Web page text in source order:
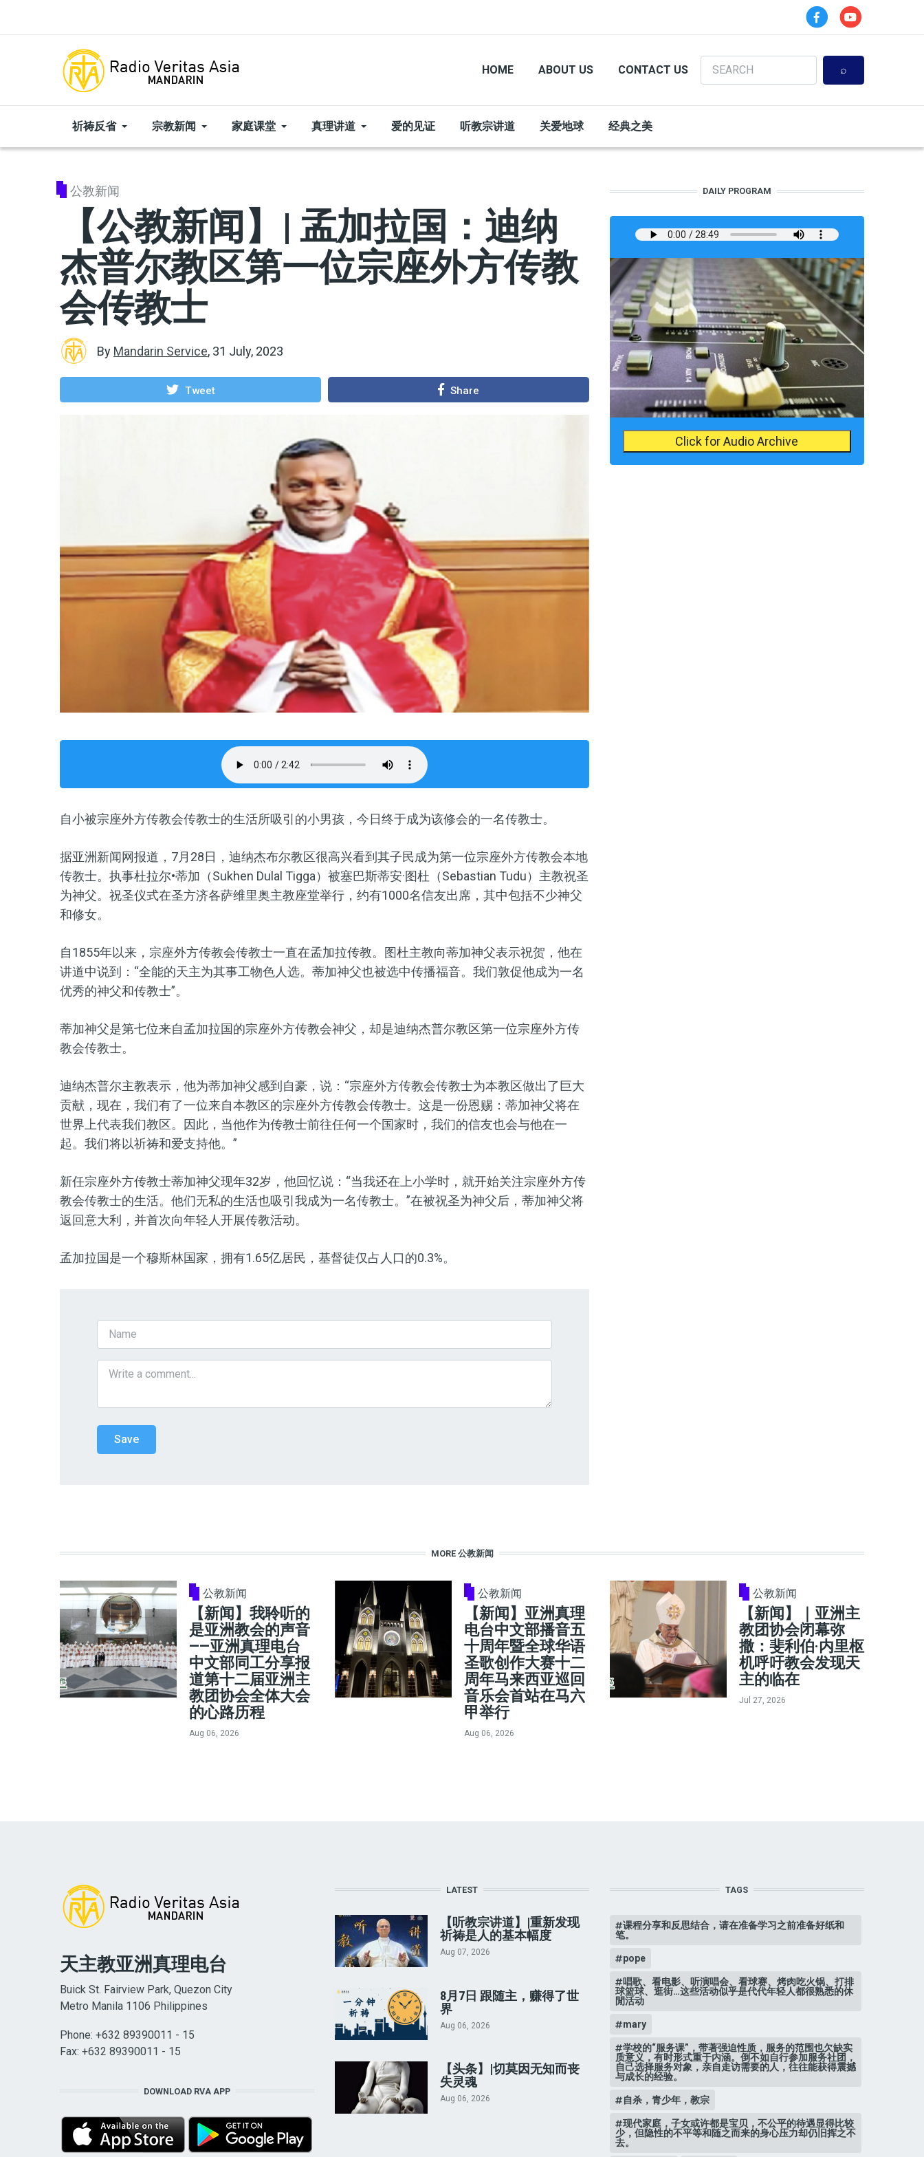
HOME ABOUT US CONTACT US
Search
祈祷反省 宗教新闻 家庭课堂 真理讲道 爱的见证 听教宗讲道 关爱地球 经典之美
公教新闻
【公教新闻】| 孟加拉国：迪纳
杰普尔教区第一位宗座外方传教
会传教士
By Mandarin Service, 31 July, 2023
Tweet Share
自小被宗座外方传教会传教士的生活所吸引的小男孩，今日终于成为该修会的一名传教士。
据亚洲新闻网报道，7月28日，迪纳杰布尔教区很高兴看到其子民成为第一位宗座外方传教会本地
传教士。执事杜拉尔•蒂加（Sukhen Dulal Tigga）被塞巴斯蒂安·图杜（Sebastian Tudu）主教祝圣
为神父。祝圣仪式在圣方济各萨维里奥主教座堂举行，约有1000名信友出席，其中包括不少神父
和修女。
自1855年以来，宗座外方传教会传教士一直在孟加拉传教。图杜主教向蒂加神父表示祝贺，他在
讲道中说到：“全能的天主为其事工物色人选。蒂加神父也被选中传播福音。我们敦促他成为一名
优秀的神父和传教士”。
蒂加神父是第七位来自孟加拉国的宗座外方传教会神父，却是迪纳杰普尔教区第一位宗座外方传
教会传教士。
迪纳杰普尔主教表示，他为蒂加神父感到自豪，说：“宗座外方传教会传教士为本教区做出了巨大
贡献，现在，我们有了一位来自本教区的宗座外方传教会传教士。这是一份恩赐：蒂加神父将在
世界上代表我们教区。因此，当他作为传教士前往任何一个国家时，我们的信友也会与他在一
起。我们将以祈祷和爱支持他。”
新任宗座外方传教士蒂加神父现年32岁，他回忆说：“当我还在上小学时，就开始关注宗座外方传
教会传教士的生活。他们无私的生活也吸引我成为一名传教士。”在被祝圣为神父后，蒂加神父将
返回意大利，并首次向年轻人开展传教活动。
孟加拉国是一个穆斯林国家，拥有1.65亿居民，基督徒仅占人口的0.3%。
DAILY PROGRAM
Click for Audio Archive
MORE 公教新闻
公教新闻
【新闻】我聆听的
是亚洲教会的声音
——亚洲真理电台
中文部同工分享报
道第十二届亚洲主
教团协会全体大会
的心路历程
Aug 06, 2026
公教新闻
【新闻】亚洲真理
电台中文部播音五
十周年暨全球华语
圣歌创作大赛十二
周年马来西亚巡回
音乐会首站在马六
甲举行
Aug 06, 2026
公教新闻
【新闻】｜亚洲主
教团协会闭幕弥
撒：斐利伯·内里枢
机呼吁教会发现天
主的临在
Jul 27, 2026
天主教亚洲真理电台
Buick St. Fairview Park, Quezon City
Metro Manila 1106 Philippines
Phone: +632 89390011 - 15
Fax: +632 89390011 - 15
DOWNLOAD RVA APP
LATEST
【听教宗讲道】|重新发现
祈祷是人的基本幅度
Aug 07, 2026
8月7日 跟随主，赚得了世
界
Aug 06, 2026
【头条】|切莫因无知而丧
失灵魂
Aug 06, 2026
TAGS
课程分享和反思结合，请在准备学习之前准备好纸和
笔。
pope
唱歌、看电影、听演唱会、看球赛、烤肉吃火锅、打排
球篮球、逛街…这些活动似乎是代代年轻人都很熟悉的休
閒活动
mary
学校的“服务课”，带著强迫性质，服务的范围也欠缺实
质意义，有时形式重于内涵。倒不如自行参加服务社团，
自己选择服务对象，亲自走访需要的人，往往能获得震撼
与成长的经验。
自杀，青少年，教宗
现代家庭，子女或许都是宝贝，不公平的待遇显得比较
少，但隐性的不平等和随之而来的身心压力却仍旧挥之不
去。